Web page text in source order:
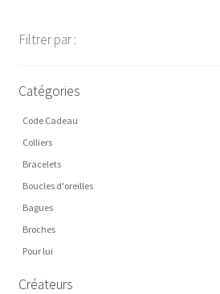
Filtrer par :
Catégories
Code Cadeau
Colliers
Bracelets
Boucles d'oreilles
Bagues
Broches
Pour lui
Créateurs